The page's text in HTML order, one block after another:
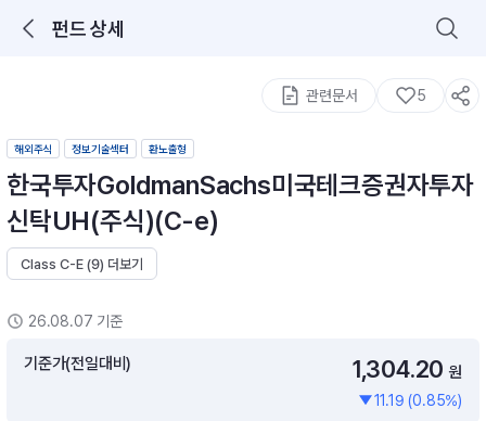
펀드 상세
구성종목 검색
관련문서 5
해외주식 정보기술섹터 환노출형
한국투자GoldmanSachs미국테크증권자투자
신탁UH(주식)(C-e)
Class C-E (9) 더보기
26.08.07 기준
기준가(전일대비) 1,304.20 원
11.19 (0.85%)
추천 메뉴
ETF 랭킹
월배당 · 모으기 · 포트래빗 관리